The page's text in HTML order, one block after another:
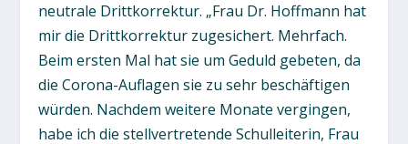
neutrale Drittkorrektur. „Frau Dr. Hoffmann hat
mir die Drittkorrektur zugesichert. Mehrfach.
Beim ersten Mal hat sie um Geduld gebeten, da
die Corona-Auflagen sie zu sehr beschäftigen
würden. Nachdem weitere Monate vergingen,
habe ich die stellvertretende Schulleiterin, Frau